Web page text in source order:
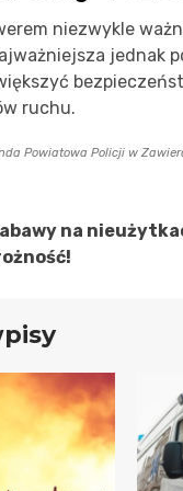
niezwykle
jednak
ruchu.
Powiatowa Policji w
na